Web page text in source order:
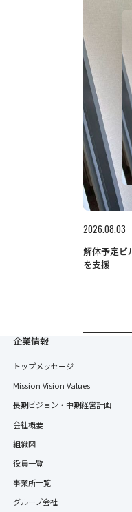
2026.08.03
解体予定ビ
を支援
企業情報
トップメッセージ
Mission Vision Values
長期ビジョン・中期経営計画
会社概要
組織図
役員一覧
事業所一覧
グループ会社